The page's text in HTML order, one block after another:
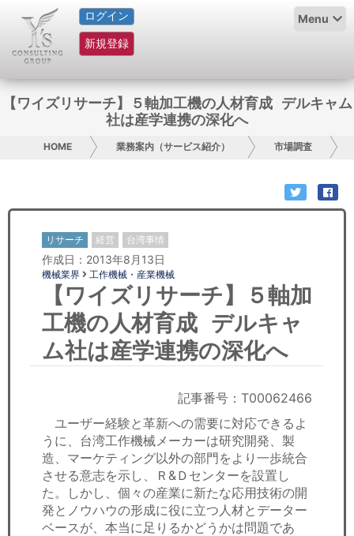
ログイン
新規登録
Menu
HOME
サービス紹介
お問い合わせ
日本人にPR
コンサルティング
リサーチ
セミナー
労務顧問
ＩＴ
飲食店情報
【ワイズリサーチ】５軸加工機の人材育成 デルキャム
社は産学連携の深化へ
HOME 業務案内（サービス紹介） 市場調査
リサーチ 経営 台湾事情
作成日：2013年8月13日
機械業界 工作機械・産業機械
【ワイズリサーチ】５軸加
工機の人材育成 デルキャ
ム社は産学連携の深化へ
記事番号：T00062466
ユーザー経験と革新への需要に対応できるよ
うに、台湾工作機械メーカーは研究開発、製
造、マーケティング以外の部門をより一歩統合
させる意志を示し、Ｒ&Ｄセンターを設置し
た。しかし、個々の産業に新たな応用技術の開
発とノウハウの形成に役に立つ人材とデーター
ベースが、本当に足りるかどうかは問題であ